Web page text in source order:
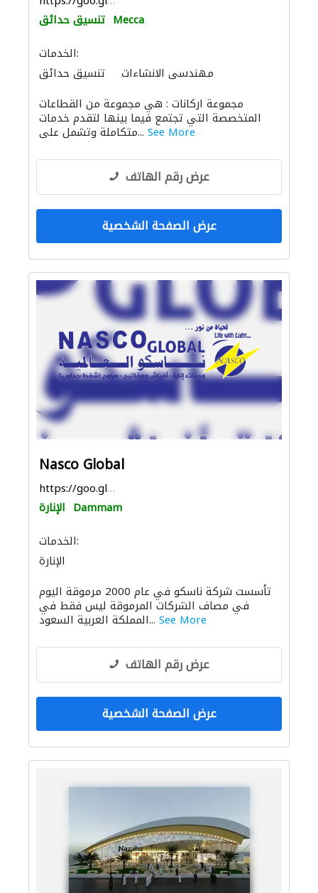
تنسيق حدائق Mecca
الخدمات:
تنسيق حدائق
مهندسي الانشاءات
دراسة الجدوى الاقتصادية ادارة مشروع
أنظمة أمن تجهيزات الفنادق الإنارة
مجموعة اركانات : هي مجموعة من القطاعات
المتخصصة التي تجتمع فيما بينها لتقدم خدمات
متكاملة وتشمل على... See More
عرض رقم الهاتف
عرض الصفحة الشخصية
Nasco Global
https://goo.gl/maps/s9u57A6UF7DnZPmDA
الإنارة Dammam
الخدمات:
الإنارة
تأسست شركة ناسكو في عام 2000 مرموقة اليوم
في مصاف الشركات المرموقة ليس فقط في
المملكة العربية السعود... See More
عرض رقم الهاتف
عرض الصفحة الشخصية